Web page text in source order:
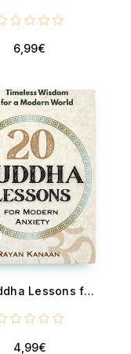
6,99€
20 Buddha Lessons for Modern Anxiety - Timeless Wisdom for a Modern World
4,99€